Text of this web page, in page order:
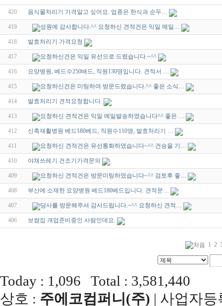
420 음식물처리기 가격알고 싶어요. 업종은 한식과 순두…
419 성원에 감사합니다.^^ 요청하신 견적건은 익일 메일…
418 발효처리기 가격요청
417 요청하신건은 익일 유선으로 드렸습니다.~^^
416 요양병원, 베드수250배드, 직원130명입니다. 견적서 …
415 요청하신건은 미팅하여 방문드렸습니다.^^ 좋은 소식…
414 발효처리기 견적요청합니다.
413 요청하신 견적건은 익일 메일발송하였습니다^^ 좋은 …
412 신축재활병원 베드180베드, 직원수110명, 발효처리기 …
411 요청하신 견적건은 유선통화하였습니다~^^ 건승을 기…
410 야채쓰레기 건조기가격문의
409 요청하신 견적건은 방문미팅하였습니다~^^ 검토후 좋…
408 부산에 소재한 요양병원 베드180베드입니다. 견적문…
407 당사를 방문해주셔 감사드립니다.~^^ 요청하신 견적…
406 보쌈집 개업준비중인 사람인데요.
1 2
Today : 1,096 Total : 3,581,440
상호 : 주에코컴퍼니(주) | 사업자등